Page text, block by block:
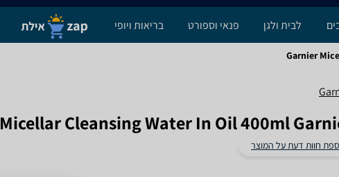
לבית ולגן פנאי וספורט בריאות ויופי
Garnier
Micellar Cleansing Water In Oil 400ml
חוות דעת על המוצר